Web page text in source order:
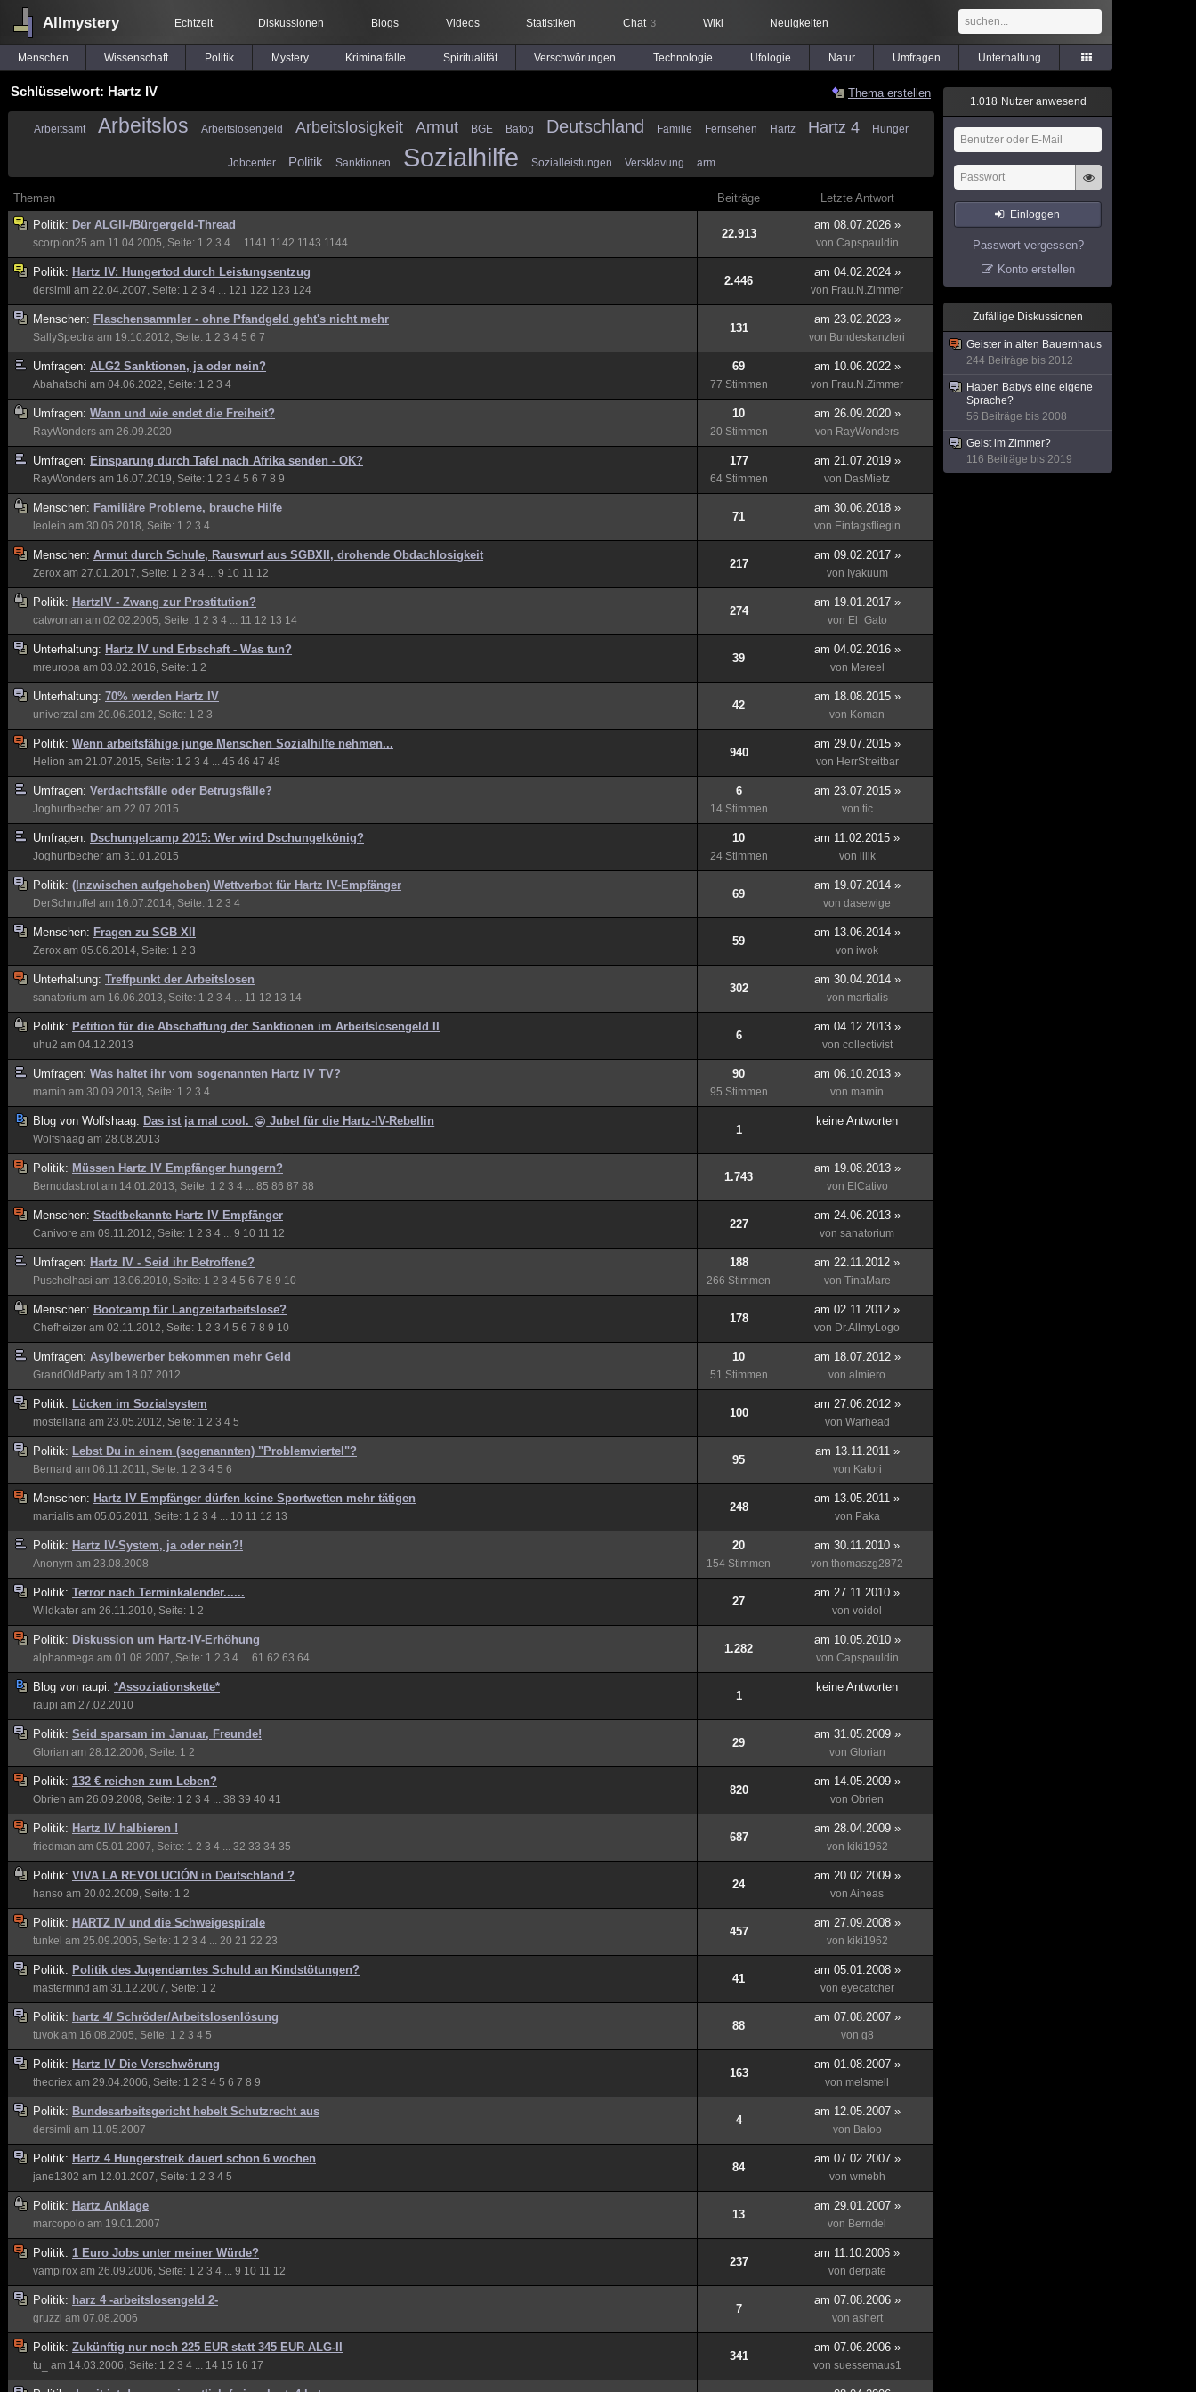
Allmystery Echtzeit Diskussionen Blogs Videos Statistiken Chat 3 Wiki Neuigkeiten
Menschen Wissenschaft Politik Mystery Kriminalfälle Spiritualität Verschwörungen Technologie Ufologie Natur Umfragen Unterhaltung
Schlüsselwort: Hartz IV Thema erstellen
Arbeitsamt Arbeitslos Arbeitslosengeld Arbeitslosigkeit Armut BGE Bafög Deutschland Familie Fernsehen Hartz Hartz 4 Hunger
Jobcenter Politik Sanktionen Sozialhilfe Sozialleistungen Versklavung arm
Themen Beiträge
Letzte Antwort
Politik: Der ALGII-/Bürgergeld-Thread
scorpion25 am 11.04.2005, Seite: 1 2 3 4 1141 1142 1143 1144
22.913
am 08.07.2026 »
von Capspauldin
Politik: Hartz IV: Hungertod durch Leistungsentzug
dersimli am 22.04.2007, Seite: 1 2 3 4 121 122 123 124
2.446
am 04.02.2024 »
von Frau.N.Zimmer
Menschen: Flaschensammler - ohne Pfandgeld geht's nicht mehr
SallySpectra am 19.10.2012, Seite: 1 2 3 4 5 6 7
131
am 23.02.2023 »
von Bundeskanzleri
Umfragen: ALG2 Sanktionen, ja oder nein?
Abahatschi am 04.06.2022, Seite: 1 2 3 4
69
77 Stimmen
am 10.06.2022 »
von Frau.N.Zimmer
Umfragen: Wann und wie endet die Freiheit?
RayWonders am 26.09.2020
10
20 Stimmen
am 26.09.2020 »
von RayWonders
Umfragen: Einsparung durch Tafel nach Afrika senden - OK?
RayWonders am 16.07.2019, Seite: 1 2 3 4 5 6 7 8 9
177
64 Stimmen
am 21.07.2019 »
von DasMietz
Menschen: Familiäre Probleme, brauche Hilfe
leolein am 30.06.2018, Seite: 1 2 3 4
71
am 30.06.2018 »
von Eintagsfliegin
Menschen: Armut durch Schule, Rauswurf aus SGBXII, drohende Obdachlosigkeit
Zerox am 27.01.2017, Seite: 1 2 3 4 9 10 11 12
217
am 09.02.2017 »
von Iyakuum
Politik: HartzIV - Zwang zur Prostitution?
catwoman am 02.02.2005, Seite: 1 2 3 4 11 12 13 14
274
am 19.01.2017 »
von El_Gato
Unterhaltung: Hartz IV und Erbschaft - Was tun?
mreuropa am 03.02.2016, Seite: 1 2
39
am 04.02.2016 »
von Mereel
Unterhaltung: 70% werden Hartz IV
univerzal am 20.06.2012, Seite: 1 2 3
42
am 18.08.2015 »
von Koman
Politik: Wenn arbeitsfähige junge Menschen Sozialhilfe nehmen...
Helion am 21.07.2015, Seite: 1 2 3 4 45 46 47 48
940
am 29.07.2015 »
von HerrStreitbar
Umfragen: Verdachtsfälle oder Betrugsfälle?
Joghurtbecher am 22.07.2015
6
14 Stimmen
am 23.07.2015 »
von tic
Umfragen: Dschungelcamp 2015: Wer wird Dschungelkönig?
Joghurtbecher am 31.01.2015
10
24 Stimmen
am 11.02.2015 »
von illik
Politik: (Inzwischen aufgehoben) Wettverbot für Hartz IV-Empfänger
DerSchnuffel am 16.07.2014, Seite: 1 2 3 4
69
am 19.07.2014 »
von dasewige
Menschen: Fragen zu SGB XII
Zerox am 05.06.2014, Seite: 1 2 3
59
am 13.06.2014 »
von iwok
Unterhaltung: Treffpunkt der Arbeitslosen
sanatorium am 16.06.2013, Seite: 1 2 3 4 11 12 13 14
302
am 30.04.2014 »
von martialis
Politik: Petition für die Abschaffung der Sanktionen im Arbeitslosengeld II
uhu2 am 04.12.2013
6
am 04.12.2013 »
von collectivist
Umfragen: Was haltet ihr vom sogenannten Hartz IV TV?
mamin am 30.09.2013, Seite: 1 2 3 4
90
95 Stimmen
am 06.10.2013 »
von mamin
Blog von Wolfshaag: Das ist ja mal cool. Jubel für die Hartz-IV-Rebellin
Wolfshaag am 28.08.2013
1
keine Antworten
Politik: Müssen Hartz IV Empfänger hungern?
Bernddasbrot am 14.01.2013, Seite: 1 2 3 4 85 86 87 88
1.743
am 19.08.2013 »
von ElCativo
Menschen: Stadtbekannte Hartz IV Empfänger
Canivore am 09.11.2012, Seite: 1 2 3 4 9 10 11 12
227
am 24.06.2013 »
von sanatorium
Umfragen: Hartz IV - Seid ihr Betroffene?
Puschelhasi am 13.06.2010, Seite: 1 2 3 4 5 6 7 8 9 10
188
266 Stimmen
am 22.11.2012 »
von TinaMare
Menschen: Bootcamp für Langzeitarbeitslose?
Chefheizer am 02.11.2012, Seite: 1 2 3 4 5 6 7 8 9 10
178
am 02.11.2012 »
von Dr.AllmyLogo
Umfragen: Asylbewerber bekommen mehr Geld
GrandOldParty am 18.07.2012
10
51 Stimmen
am 18.07.2012 »
von almiero
Politik: Lücken im Sozialsystem
mostellaria am 23.05.2012, Seite: 1 2 3 4 5
100
am 27.06.2012 »
von Warhead
Politik: Lebst Du in einem (sogenannten) "Problemviertel"?
Bernard am 06.11.2011, Seite: 1 2 3 4 5 6
95
am 13.11.2011 »
von Katori
Menschen: Hartz IV Empfänger dürfen keine Sportwetten mehr tätigen
martialis am 05.05.2011, Seite: 1 2 3 4 10 11 12 13
248
am 13.05.2011 »
von Paka
Politik: Hartz IV-System, ja oder nein?!
Anonym am 23.08.2008
20
154 Stimmen
am 30.11.2010 »
von thomaszg2872
Politik: Terror nach Terminkalender......
Wildkater am 26.11.2010, Seite: 1 2
27
am 27.11.2010 »
von voidol
Politik: Diskussion um Hartz-IV-Erhöhung
alphaomega am 01.08.2007, Seite: 1 2 3 4 61 62 63 64
1.282
am 10.05.2010 »
von Capspauldin
Blog von raupi: *Assoziationskette*
raupi am 27.02.2010
1
keine Antworten
Politik: Seid sparsam im Januar, Freunde!
Glorian am 28.12.2006, Seite: 1 2
29
am 31.05.2009 »
von Glorian
Politik: 132 € reichen zum Leben?
Obrien am 26.09.2008, Seite: 1 2 3 4 38 39 40 41
820
am 14.05.2009 »
von Obrien
Politik: Hartz IV halbieren !
friedman am 05.01.2007, Seite: 1 2 3 4 32 33 34 35
687
am 28.04.2009 »
von kiki1962
Politik: VIVA LA REVOLUCIÓN in Deutschland ?
hanso am 20.02.2009, Seite: 1 2
24
am 20.02.2009 »
von Aineas
Politik: HARTZ IV und die Schweigespirale
tunkel am 25.09.2005, Seite: 1 2 3 4 20 21 22 23
457
am 27.09.2008 »
von kiki1962
Politik: Politik des Jugendamtes Schuld an Kindstötungen?
mastermind am 31.12.2007, Seite: 1 2
41
am 05.01.2008 »
von eyecatcher
Politik: hartz 4/ Schröder/Arbeitslosenlösung
tuvok am 16.08.2005, Seite: 1 2 3 4 5
88
am 07.08.2007 »
von g8
Politik: Hartz IV Die Verschwörung
theoriex am 29.04.2006, Seite: 1 2 3 4 5 6 7 8 9
163
am 01.08.2007 »
von melsmell
Politik: Bundesarbeitsgericht hebelt Schutzrecht aus
dersimli am 11.05.2007
4
am 12.05.2007 »
von Baloo
Politik: Hartz 4 Hungerstreik dauert schon 6 wochen
jane1302 am 12.01.2007, Seite: 1 2 3 4 5
84
am 07.02.2007 »
von wmebh
Politik: Hartz Anklage
marcopolo am 19.01.2007
13
am 29.01.2007 »
von Berndel
Politik: 1 Euro Jobs unter meiner Würde?
vampirox am 26.09.2006, Seite: 1 2 3 4 9 10 11 12
237
am 11.10.2006 »
von derpate
Politik: harz 4 -arbeitslosengeld 2-
gruzzl am 07.08.2006
7
am 07.08.2006 »
von ashert
Politik: Zukünftig nur noch 225 EUR statt 345 EUR ALG-II
tu_ am 14.03.2006, Seite: 1 2 3 4 14 15 16 17
341
am 07.06.2006 »
von suessemaus1
1.018 Nutzer anwesend
Einloggen
Passwort vergessen?
Konto erstellen
Zufällige Diskussionen
Geister in alten Bauernhaus
244 Beiträge bis 2012
Haben Babys eine eigene
Sprache?
56 Beiträge bis 2008
Geist im Zimmer?
116 Beiträge bis 2019